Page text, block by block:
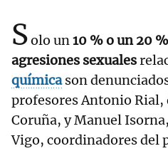
Solo un10 % o un 20 %
agresiones sexuales
química son
profesores Antonio Rial,
Coruña, y Manuel
Vigo, coordinadores del